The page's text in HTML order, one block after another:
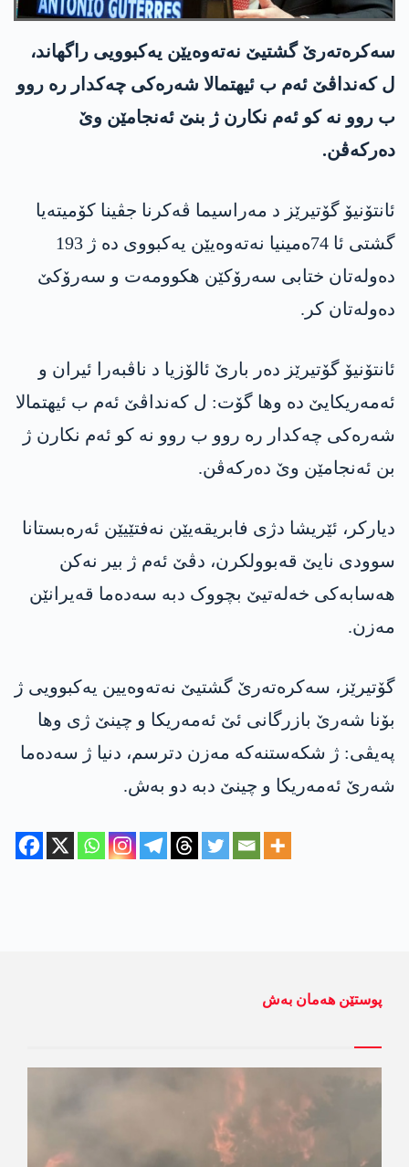
سەکرەتەرێ گشتیێ نەتەوەیێن یەکبوویی راگھاند،
ل کەنداڤێ ئەم ب ئیھتمالا شەرەکی چەکدار ره‌ روو
ب روو نە کو ئەم نکارن ژ بنێ ئەنجامێن وێ
دەرکەڤن.
ئانتۆنیۆ گۆتیرێز د مه‌راسیما ڤه‌كرنا جڤینا كۆمیته‌یا
گشتی ئا 74ەمینیا نه‌ته‌وه‌یێن یه‌كبووی دە ژ 193
دەولەتان ختابی سەرۆکێن ھکوومەت و سەرۆکێ
دەولەتان کر.
ئانتۆنیۆ گۆتیرێز دەر بارێ ئالۆزیا د ناڤبەرا ئیران و
ئەمەریکایێ دە وھا گۆت: ل کەنداڤێ ئەم ب ئیھتمالا
شەرەکی چەکدار ره‌ روو ب روو نە کو ئەم نکارن ژ
بن ئەنجامێن وێ دەرکەڤن.
دیاركر، ئێریشا دژی فابریقه‌یێن نەفتێیێن ئەرەبستانا
سوودی نایێ قەبوولکرن، دڤێ ئەم ژ بیر نەکن
ھەسابەکی خەلەتیێ بچووک دبە سەدەما قەیرانێن
مەزن.
گۆتیرێز، سەکرەتەرێ گشتیێ نه‌ته‌وه‌یین یه‌كبوویی ژ
بۆنا شەرێ بازرگانی ئێ ئەمەریکا و چینێ ژی وھا
پەیڤی: ژ شکەستنەکە مەزن دترسم، دنیا ژ سه‌ده‌ما
شه‌رێ ئه‌مه‌ریكا و چینێ دبە دو بەش.
پوستێن ھەمان بەش